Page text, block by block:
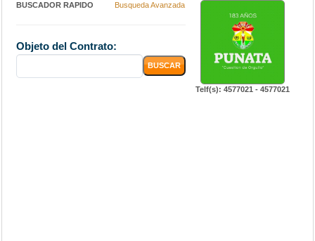
BUSCADOR RAPIDO Busqueda Avanzada
Objeto del Contrato:
Telf(s): 4577021 - 4577021